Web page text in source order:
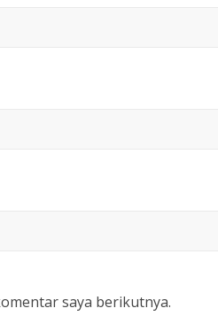
saya berikutnya.